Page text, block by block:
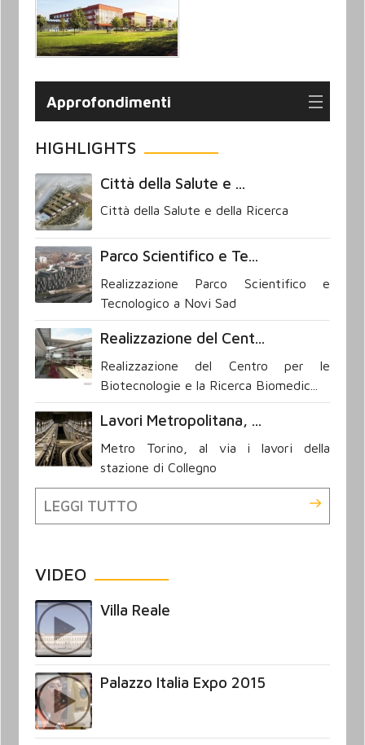
Approfondimenti
HIGHLIGHTS
Città della Salute e ...
Città della Salute e della Ricerca
Parco Scientifico e Te...
Realizzazione Parco Scientifico e
Tecnologico a Novi Sad
Realizzazione del Cent...
Realizzazione del Centro per le
Biotecnologie e la Ricerca Biomedic...
Lavori Metropolitana, ...
Metro Torino, al via i lavori della
stazione di Collegno
LEGGI TUTTO
VIDEO
Villa Reale
Palazzo Italia Expo 2015